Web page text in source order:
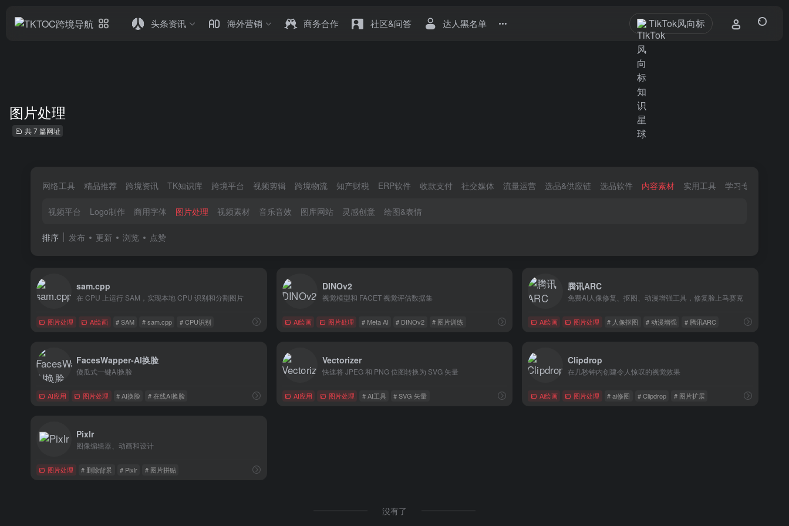
头条资讯 海外营销 商务合作 社区&问答 达人黑名单 TikTok风向标
图片处理
共 7 篇网址
网络工具 精品推荐 跨境资讯 TK知识库 跨境平台 视频剪辑 跨境物流 知产财税 ERP软件 收款支付 社交媒体 流量运营 选品&供应链 选品软件 内容素材 实用工具 学习专区
视频平台 Logo制作 商用字体 图片处理 视频素材 音乐音效 图库网站 灵感创意 绘图&表情
排序 发布 更新 浏览 点赞
sam.cpp
在 CPU 上运行 SAM，实现本地 CPU 识别和分割图片
图片处理 Ai绘画 # SAM # sam.cpp # CPU识别
DINOv2
视觉模型和 FACET 视觉评估数据集
Ai绘画 图片处理 # Meta AI # DINOv2 # 图片训练
腾讯ARC
免费AI人像修复、抠图、动漫增强工具，修复脸上马赛克
Ai绘画 图片处理 # 人像抠图 # 动漫增强 # 腾讯ARC
FacesWapper-AI换脸
傻瓜式一键AI换脸
AI应用 图片处理 # AI换脸 # 在线AI换脸
Vectorizer
快速将 JPEG 和 PNG 位图转换为 SVG 矢量
AI应用 图片处理 # AI工具 # SVG 矢量
Clipdrop
在几秒钟内创建令人惊叹的视觉效果
Ai绘画 图片处理 # ai修图 # Clipdrop # 图片扩展
Pixlr
图像编辑器、动画和设计
图片处理 # 删除背景 # Pixlr # 图片拼贴
没有了